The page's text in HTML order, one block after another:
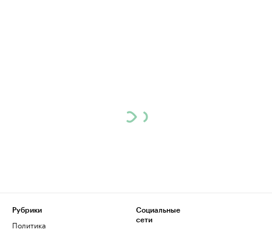
Рубрики
Политика
Социальные
сети